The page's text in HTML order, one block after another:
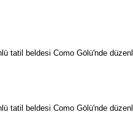
tatil beldesi Como Gölü'nde
tatil beldesi Como Gölü'nde